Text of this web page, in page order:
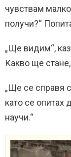
чувствам
получи?“
„Ще видим“,
Какво ще
„Ще се справя с
като се опитах
научи.“